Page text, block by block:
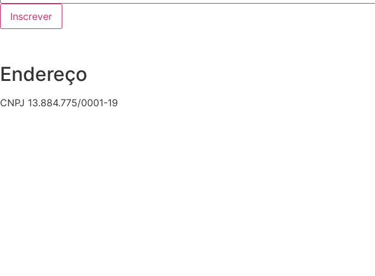
Inscrever
Endereço
CNPJ 13.884.775/0001-19